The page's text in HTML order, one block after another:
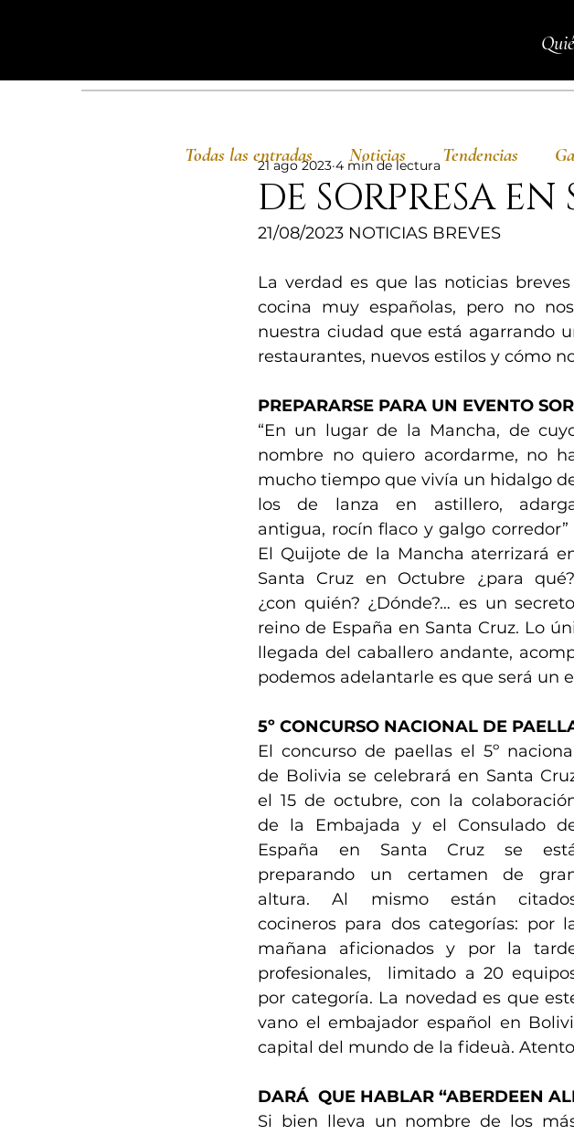
DE SORPRESA EN
21 ago 2023 4 min de lectura
21/08/2023 NOTICIAS BREVES
La verdad es que las noticias
cocina muy españolas, pero no
nuestra ciudad que está agarrando
restaurantes, nuevos estilos y cómo
PREPARARSE PARA UN EVENTO
“En un lugar de la Mancha, de
nombre no quiero acordarme, no
mucho tiempo que vivía un hidalgo
los de lanza en astillero,
antigua, rocín flaco y galgo corredor”
El Quijote de la Mancha aterrizará
Santa Cruz en Octubre ¿para
¿con quién? ¿Dónde?… es un
reino de España en Santa Cruz. Lo
llegada del caballero andante,
podemos adelantarle es que será un
5º CONCURSO NACIONAL DE
El concurso de paellas el 5º
de Bolivia se celebrará en Santa
el 15 de octubre, con la
de la Embajada y el Consulado
España en Santa Cruz se
preparando un certamen de
altura. Al mismo están
cocineros para dos categorías: por
mañana aficionados y por la
profesionales,  limitado a 20
por categoría. La novedad es que
vano el embajador español en
capital del mundo de la fideuà.
DARÁ  QUE HABLAR “ABERDEEN
Si bien lleva un nombre de los
Todas las entradas Noticias Tendencias